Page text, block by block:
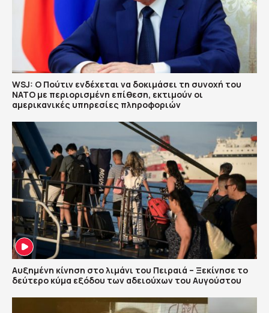
WSJ: Ο Πούτιν ενδέχεται να δοκιμάσει τη συνοχή του
ΝΑΤΟ με περιορισμένη επίθεση, εκτιμούν οι
αμερικανικές υπηρεσίες πληροφοριών
Αυξημένη κίνηση στο λιμάνι του Πειραιά – Ξεκίνησε το
δεύτερο κύμα εξόδου των αδειούχων του Αυγούστου